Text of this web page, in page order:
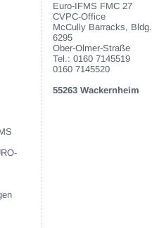
Euro-IFMS FMC 27
CVPC-Office
McCully Barracks, Bldg.
6295
Ober-Olmer-Straße
Tel.: 0160 7145519
0160 7145520
55263 Wackernheim